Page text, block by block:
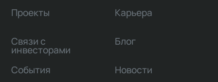
Проекты
Связи с
инвесторами
Карьера
Блог
События Новости